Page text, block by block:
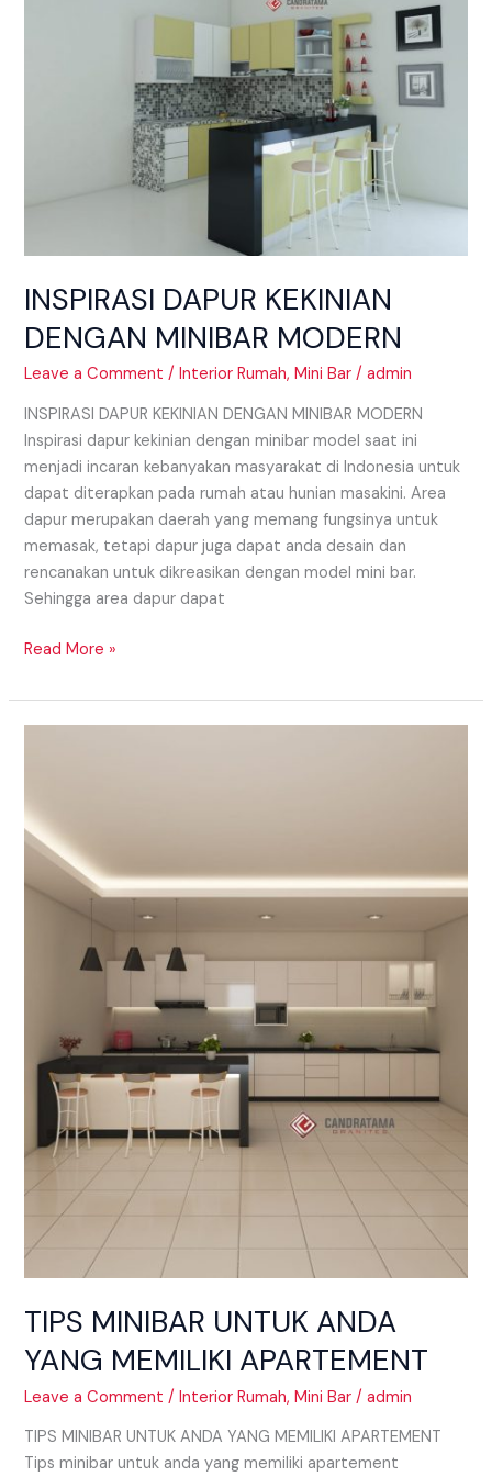
INSPIRASI DAPUR KEKINIAN
DENGAN MINIBAR MODERN
Leave a Comment /Interior Rumah,Mini Bar /admin
INSPIRASI DAPUR KEKINIAN DENGAN MINIBAR MODERN
Inspirasi dapur kekinian dengan minibar model saat ini
menjadi incaran kebanyakan masyarakat di Indonesia untuk
dapat diterapkan pada rumah atau hunian masakini. Area
dapur merupakan daerah yang memang fungsinya untuk
memasak, tetapi dapur juga dapat anda desain dan
rencanakan untuk dikreasikan dengan model mini bar.
Sehingga area dapur dapat
Read More »
TIPS MINIBAR UNTUK ANDA
YANG MEMILIKI APARTEMENT
Leave a Comment /Interior Rumah,Mini Bar /admin
TIPS MINIBAR UNTUK ANDA YANG MEMILIKI APARTEMENT
Tips minibar untuk anda yang memiliki apartement
ANDA
YANG
MEMILIKI
APARTEMENT